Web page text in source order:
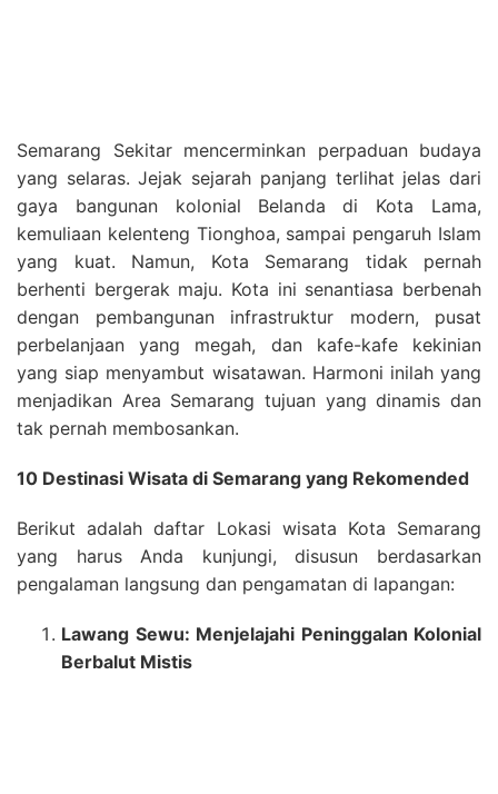
Semarang Sekitar mencerminkan perpaduan budaya
yang selaras. Jejak sejarah panjang terlihat jelas dari
gaya bangunan kolonial Belanda di Kota Lama,
kemuliaan kelenteng Tionghoa, sampai pengaruh Islam
yang kuat. Namun, Kota Semarang tidak pernah
berhenti bergerak maju. Kota ini senantiasa berbenah
dengan pembangunan infrastruktur modern, pusat
perbelanjaan yang megah, dan kafe-kafe kekinian
yang siap menyambut wisatawan. Harmoni inilah yang
menjadikan Area Semarang tujuan yang dinamis dan
tak pernah membosankan.
10 Destinasi Wisata di Semarang yang Rekomended
Berikut adalah daftar Lokasi wisata Kota Semarang
yang harus Anda kunjungi, disusun berdasarkan
pengalaman langsung dan pengamatan di lapangan:
Lawang Sewu: Menjelajahi Peninggalan Kolonial
Berbalut Mistis